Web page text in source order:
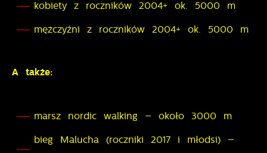
kobiety z roczników 2004+ ok. 5000 m
mężczyźni z roczników 2004+ ok. 5000 m
A także:
marsz nordic walking – około 3000 m
bieg Malucha (roczniki 2017 i młodsi) –
dostawców usług. Firmy te działają w charakterze
wiadomości, ofert, komunikatów mediów